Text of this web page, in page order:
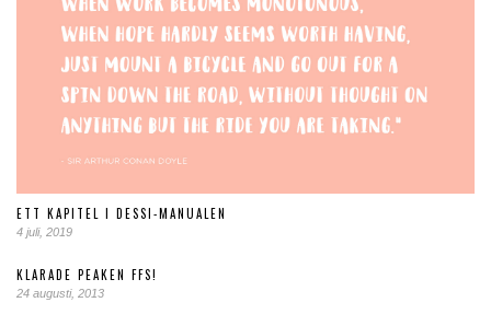
ETT KAPITEL I DESSI-MANUALEN
4 juli, 2019
KLARADE PEAKEN FFS!
24 augusti, 2013